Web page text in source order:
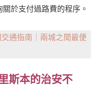
於支付過路費的程序。
通指南｜兩城之間最便
斯本的治安不